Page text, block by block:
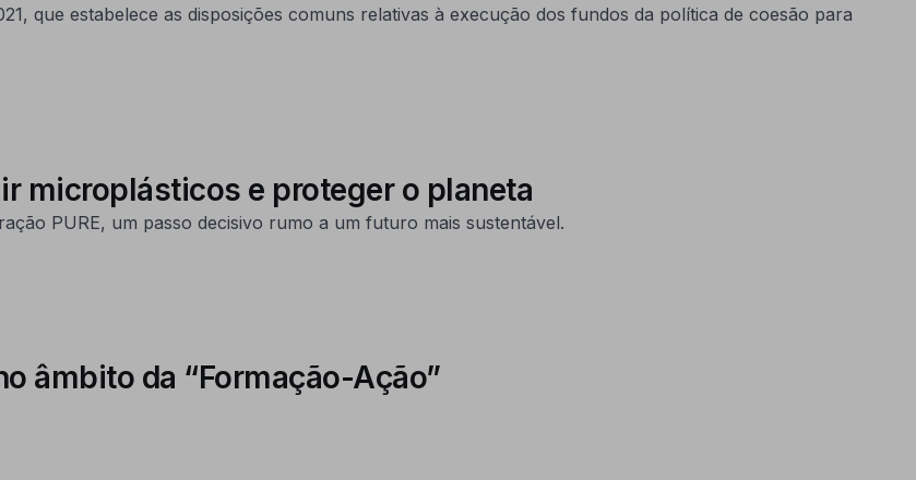
que estabelece as disposições comuns relativas à execução dos fundos da política de coesão para
microplásticos e proteger o planeta
PURE, um passo decisivo rumo a um futuro mais sustentável.
âmbito da “Formação-Ação”